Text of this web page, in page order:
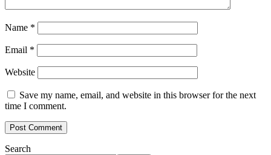
Name *
Email *
Website
Save my name, email, and website in this browser for the next
time I comment.
Search